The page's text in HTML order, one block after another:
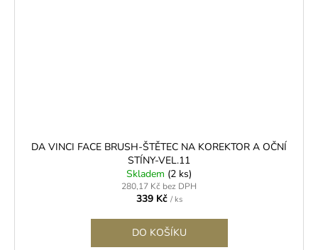
DA VINCI FACE BRUSH-ŠTĚTEC NA KOREKTOR A OČNÍ
STÍNY-VEL.11
Skladem (2 ks)
280,17 Kč bez DPH
339 Kč / ks
DO KOŠÍKU